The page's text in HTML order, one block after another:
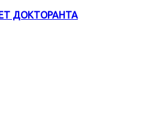
ДОКТОРАНТА